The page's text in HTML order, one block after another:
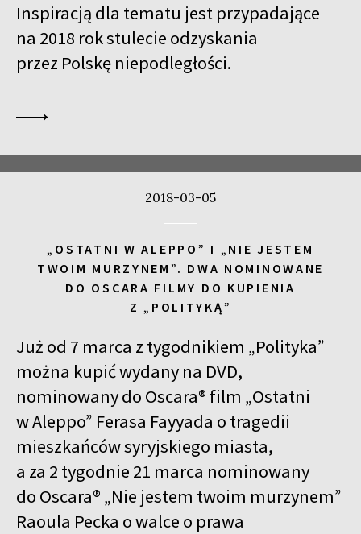
Inspiracją dla tematu jest przypadające
na 2018 rok stulecie odzyskania
przez Polskę niepodległości.
2018-03-05
„OSTATNI W ALEPPO” I „NIE JESTEM
TWOIM MURZYNEM”. DWA NOMINOWANE
DO OSCARA FILMY DO KUPIENIA
Z „POLITYKĄ”
Już od 7 marca z tygodnikiem „Polityka”
można kupić wydany na DVD,
nominowany do Oscara® film „Ostatni
w Aleppo” Ferasa Fayyada o tragedii
mieszkańców syryjskiego miasta,
a za 2 tygodnie 21 marca nominowany
do Oscara® „Nie jestem twoim murzynem”
Raoula Pecka o walce o prawa